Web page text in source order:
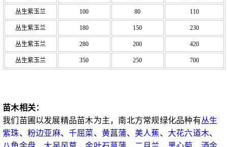
丛生紫玉兰 100 80 110
丛生紫玉兰 180 150 230
丛生紫玉兰 280 200 420
丛生紫玉兰 350 250 700
苗木相关：
我们苗圃以发展精品苗木为主，南北方常规绿化品种有丛生
紫珠、 粉边亚麻、 千屈菜、 黄菖蒲、 美人蕉、 大花六道木、